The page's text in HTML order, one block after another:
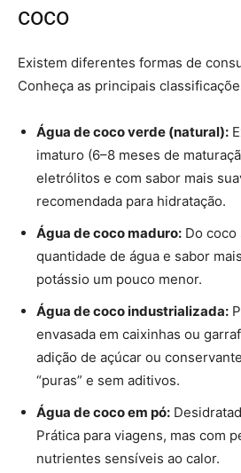
coco
Existem diferentes formas de
Conheça as principais
Água de coco verde (natural):
imaturo (6–8 meses de
eletrólitos e com sabor mais
recomendada para hidratação.
Água de coco maduro: Do
quantidade de água e sabor
potássio um pouco menor.
Água de coco industrializada:
envasada em caixinhas ou
adição de açúcar ou
“puras” e sem aditivos.
Água de coco em pó:
Prática para viagens, mas com
nutrientes sensíveis ao calor.